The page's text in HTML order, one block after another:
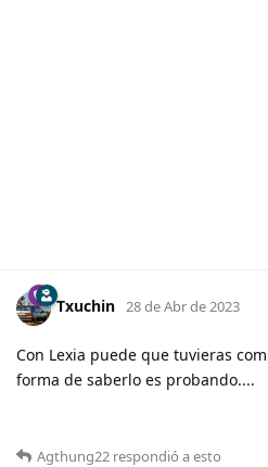
Txuchin 28 de Abr de 2023
Con Lexia puede que tuvieras
forma de saberlo es probando....
Agthung22 respondió a esto